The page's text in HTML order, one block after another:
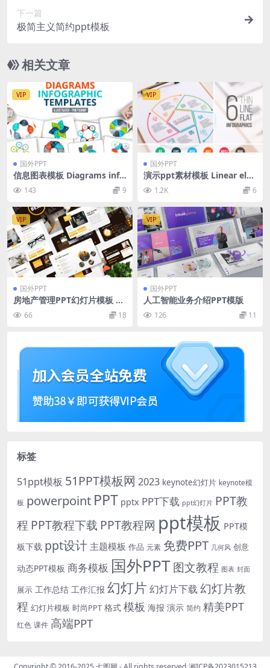
下一篇
极简主义简约ppt模板
相关文章
VIP
国外PPT
信息图表模板 Diagrams info
graphic templates
143 9
VIP
国外PPT
演示ppt素材模板 Linear ele
ments for infographic v.11
1.2K 6
VIP
国外PPT
房地产管理PPT幻灯片模板 Be
ssa – Real Estate Powerpoi
nt Template
66 18
VIP
国外PPT
人工智能业务介绍PPT模版
126 11
标签
51ppt模板 51PPT模板网 2023 keynote幻灯片 keynote模
板 powerpoint PPT pptx PPT下载 ppt幻灯片 PPT教
程 PPT教程下载 PPT教程网 ppt模板 PPT模
板下载 ppt设计 主题模板 作品 元素 免费PPT 几何风 创意
动态PPT模板 商务模板 国外PPT图文教程 图表 封面
展示 工作总结 工作汇报 幻灯片 幻灯片下载 幻灯片教
程 幻灯片模板 时尚PPT 格式 模板 海报 演示 简约 精美PPT
红色 课件 高端PPT